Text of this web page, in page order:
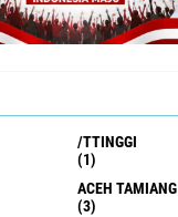
/TTINGGI
(1)
ACEH TAMIANG
(3)